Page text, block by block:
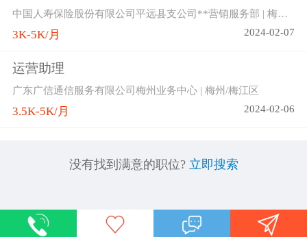
中国人寿保险股份有限公司平远县支公司**营销服务部 | 梅州/平远县
3K-5K/月 2024-02-07
运营助理
广东广信通信服务有限公司梅州业务中心 | 梅州/梅江区
3.5K-5K/月 2024-02-06
没有找到满意的职位? 立即搜索